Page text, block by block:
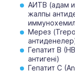
АИТВ (адам
жалпы
Мерез
Гепатит B
антигені)
Гепатит C